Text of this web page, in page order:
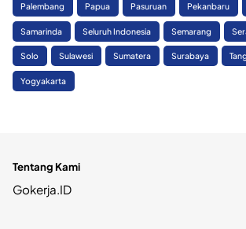
Palembang Papua Pasuruan Pekanbaru
Samarinda Seluruh Indonesia Semarang
Solo Sulawesi Sumatera Surabaya
Yogyakarta
Tentang Kami
Gokerja.ID